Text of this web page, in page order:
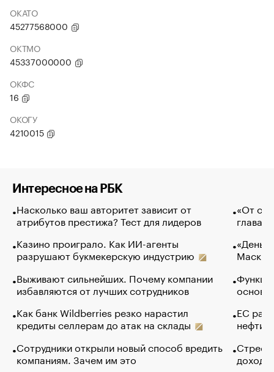
ОКАТО
45277568000
ОКТМО
45337000000
ОКФС
16
ОКОГУ
4210015
Интересное на РБК
Насколько ваш авторитет зависит от
атрибутов престижа? Тест для лидеров
Казино проиграло. Как ИИ-агенты
разрушают букмекерскую индустрию
Выживают сильнейших. Почему компании
избавляются от лучших сотрудников
Как банк Wildberries резко нарастил
кредиты селлерам до атак на склады
Сотрудники открыли новый способ вредить
компаниям. Зачем им это
«От
глава
Маск в
основ
ЕС
нефти